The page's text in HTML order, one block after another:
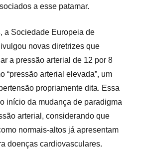
a esse patamar.
a Sociedade Europeia de
novas diretrizes que
a pressão arterial de 12 por 8
“pressão arterial elevada”, um
propriamente dita. Essa
início da mudança de paradigma
arterial, considerando que
normais-altos já apresentam
doenças cardiovasculares.